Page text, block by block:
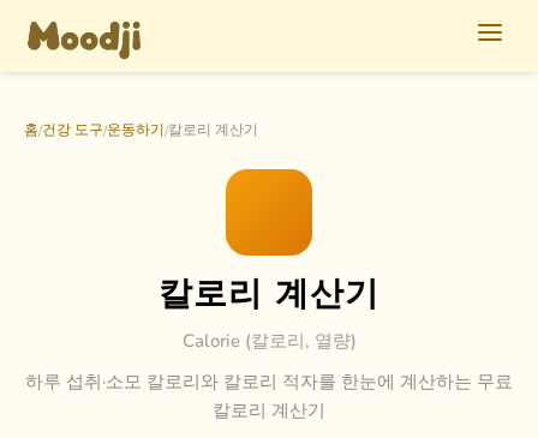
홈/건강 도구/운동하기/칼로리 계산기
칼로리 계산기
Calorie (칼로리, 열량)
하루 섭취·소모 칼로리와 칼로리 적자를 한눈에 계산하는 무료
칼로리 계산기